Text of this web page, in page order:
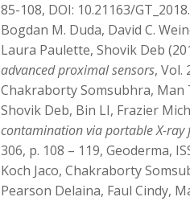
85-108, DOI: 10.21163/
Bogdan M. Duda, David C.
Laura Paulette, Shovik Deb
advanced proximal sensors, Vol.
Chakraborty Somsubhra,
Shovik Deb, Bin LI, Frazier
contamination via portable X-
306, p. 108 – 119, Geoderma,
Koch Jaco, Chakraborty
Pearson Delaina, Faul Cindy,